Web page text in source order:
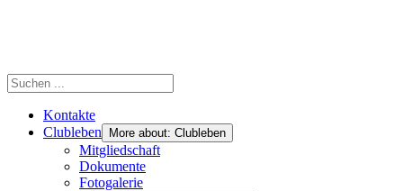
Kontakte
Clubleben
More about: Clubleben
Mitgliedschaft
Dokumente
Fotogalerie